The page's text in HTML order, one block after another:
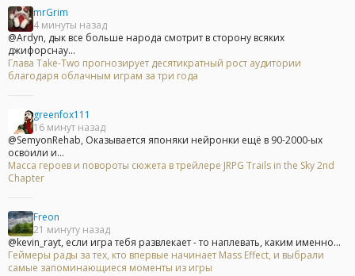
mrGrim
4 минуты назад
@Ardyn, дык все больше народа смотрит в сторону всяких
джифорснау...
Глава Take-Two прогнозирует десятикратный рост аудитории
благодаря облачным играм за три года
greenfox111
16 минут назад
@SemyonRehab, Оказывается японяки нейронки ещё в 90-2000-ых
освоили и...
Масса героев и повороты сюжета в трейлере JRPG Trails in the Sky 2nd
Chapter
Freon
21 минуту назад
@kevin_rayt, если игра тебя развлекает - то наплевать, каким именно...
Геймеры рады за тех, кто впервые начинает Mass Effect, и выбрали
самые запоминающиеся моменты из игры